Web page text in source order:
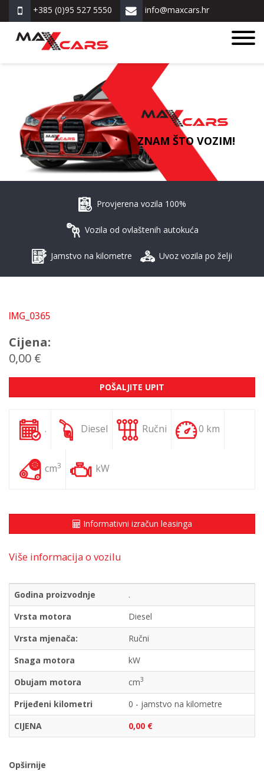
+385 (0)95 527 5550 info@maxcars.hr
ZNAM ŠTO VOZIM!
Provjerena vozila 100%
Vozila od ovlaštenih autokuća
Jamstvo na kilometre Uvoz vozila po želji
IMG_0365
Cijena:
0,00 €
POŠALJITE UPIT
. Diesel Ručni 0 km
cm3 kW
Informativni izračun leasinga
Više informacija o vozilu
Godina proizvodnje
.
Vrsta motora
Diesel
Vrsta mjenača:
Ručni
Snaga motora
kW
Obujam motora
cm3
Prijeđeni kilometri
0 - jamstvo na kilometre
CIJENA
0,00 €
Opširnije